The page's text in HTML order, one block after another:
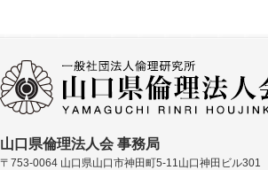
山口県倫理法人会 事務局
〒753-0064 山口県山口市神田町5-11山口神田ビル301